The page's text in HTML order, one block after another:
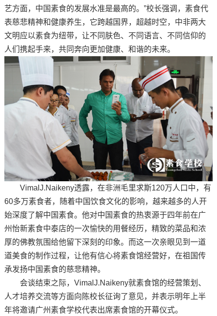
艺方面，中国素食的发展水准是最高的。”校长强调，素食代
表慈悲精神和健康养生，它跨越国界，超越时空，中非两大
文明应以素食为纽带，让不同肤色、不同语言、不同信仰的
人们携起手来，共同奔向更加健康、和谐的未来。
VimalJ.Naikeny透露，在非洲毛里求斯120万人口中，有
60多万素食者，随着中国饮食文化的影响，越来越多的人开
始深度了解中国素食。他对中国素食的热衷源于四年前在广
州怡新素食中泰店的一次愉快的用餐经历，精致的菜品和浓
厚的佛教氛围给他留下深刻的印象。而这一次亲眼见到一道
道美食的制作过程，让他有信心将素食馆经营好，在祖国传
承发扬中国素食的慈悲精神。
会谈结束之际，VimalJ.Naikeny就素食馆的经营策划、
人才培养交流等方面向陈校长征询了意见，并表示明年上半
年将邀请广州素食学校代表出席素食馆的开幕仪式。